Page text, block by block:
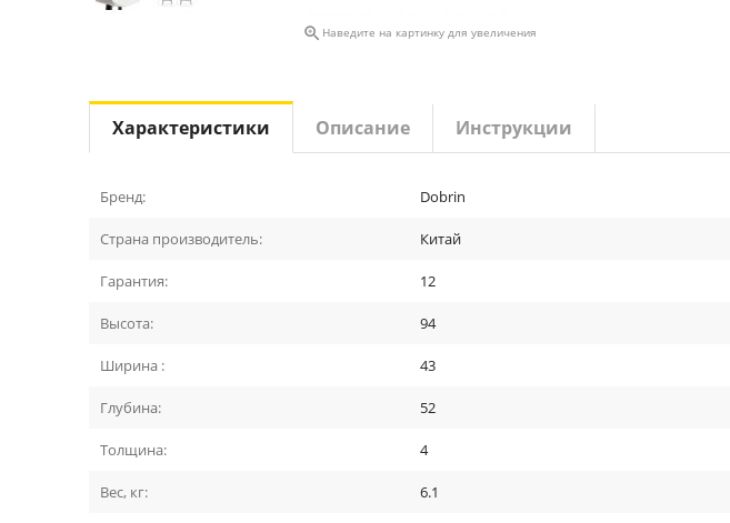
 Наведите на картинку для увеличения
Характеристики Описание Инструкции
Бренд: Dobrin
Страна производитель: Китай
Гарантия: 12
Высота: 94
Ширина : 43
Глубина: 52
Толщина: 4
Вес, кг: 6.1